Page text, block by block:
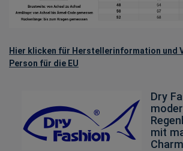
Hier klicken für Herstellerinformation und
Person für die EU
Dry
mit